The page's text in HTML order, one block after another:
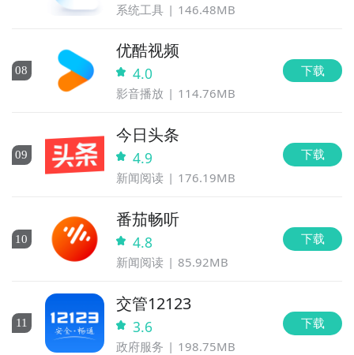
系统工具 146.48MB
08
优酷视频
4.0
影音播放 114.76MB
下载
09
今日头条
4.9
新闻阅读 176.19MB
下载
10
番茄畅听
4.8
新闻阅读 85.92MB
下载
11
交管12123
3.6
政府服务 198.75MB
下载